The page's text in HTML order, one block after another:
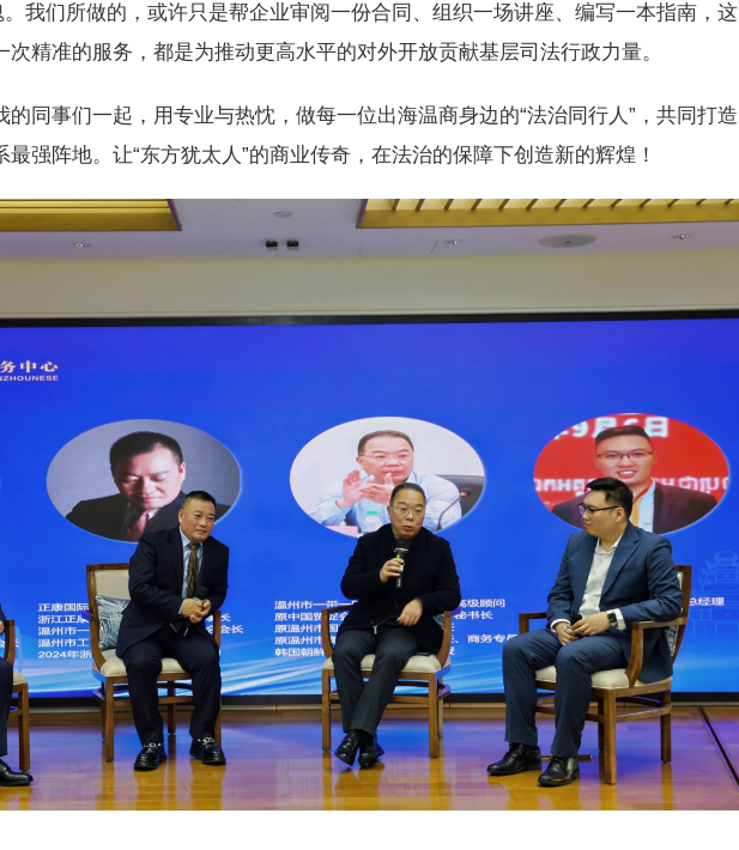
。我们所做的，或许只是帮企业审阅一份合同、组织一场讲座、编写一本指南，这
精准的服务，都是为推动更高水平的对外开放贡献基层司法行政力量。
事们一起，用专业与热忱，做每一位出海温商身边的“法治同行人”，共同打造
强阵地。让“东方犹太人”的商业传奇，在法治的保障下创造新的辉煌！